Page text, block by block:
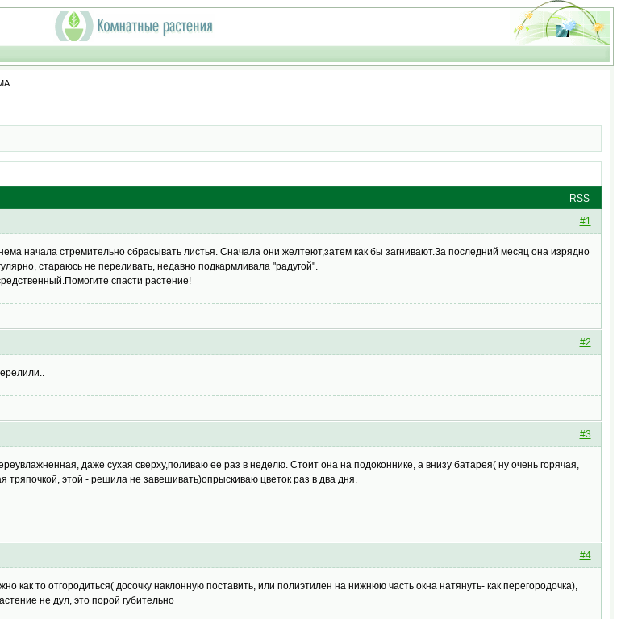
RSS
#1
начала стремительно сбрасывать листья. Сначала они желтеют,затем как бы загнивают.За последний месяц она изрядно
стараюсь не переливать, недавно подкармливала "радугой".
спасти растение!
#2
#3
даже сухая сверху,поливаю ее раз в неделю. Стоит она на подоконнике, а внизу батарея( ну очень горячая,
этой - решила не завешивать)опрыскиваю цветок раз в два дня.
#4
как то отгородиться( досочку наклонную поставить, или полиэтилен на нижнюю часть окна натянуть- как перегородочка),
не дул, это порой губительно